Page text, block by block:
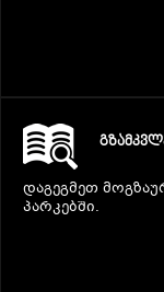
დაგეგმეთ
პარკებში.